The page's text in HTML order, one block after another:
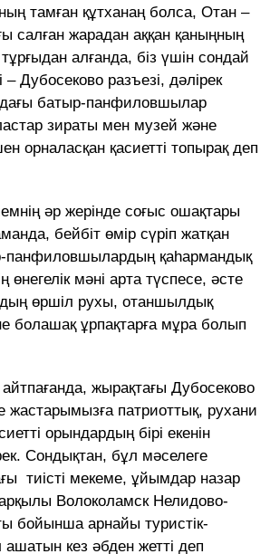
тамған құтханаң болса, Отан –
салған жарадан аққан қаныңның
алғанда, біз үшін сондай
– Дубосеково разъезі, дәлірек
батыр-панфиловшылар
зираты мен музей және
орналасқан қасиетті топырақ деп
әр жерінде соғыс ошақтары
бейбіт өмір сүріп жатқан
панфиловшылардың қаһармандық
өнегелік мәні арта түспесе, әсте
өршіл рухы, отаншылдық
болашақ ұрпақтарға мұра болып
айтпағанда, жырақтағы Дубосеково
жастарымызға патриоттық, рухани
орындардың бірі екенін
Сондықтан, бұл мәселеге
тиісті мекеме, ұйымдар назар
Волоколамск Нелидово-
бойынша арнайы туристік-
кез әбден жетті деп